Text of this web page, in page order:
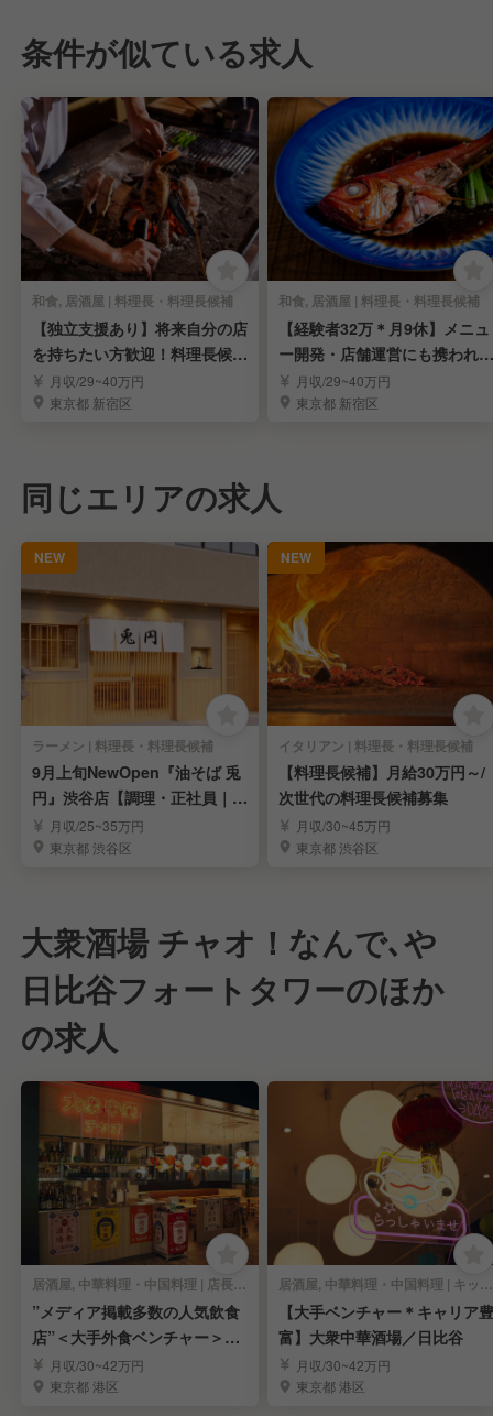
条件が似ている求人
和食, 居酒屋 | 料理長・料理長候補
【独立支援あり】将来自分の店
を持ちたい方歓迎！料理長候補
募集月収/29~40万円
東京都 新宿区
和食, 居酒屋 | 料理長・料理長候補
【経験者32万＊月9休】メニュ
ー開発・店舗運営にも携われる
料理長候補募集
月収/29~40万円
東京都 新宿区
同じエリアの求人
NEW
ラーメン | 料理長・料理長候補
9月上旬NewOpen『油そば 兎
円』渋谷店【調理・正社員｜店
長候補】
月収/25~35万円
東京都 渋谷区
NEW
イタリアン | 料理長・料理長候補
【料理長候補】月給30万円～/
次世代の料理長候補募集
月収/30~45万円
東京都 渋谷区
大衆酒場 チャオ！なんで､や
日比谷フォートタワーのほか
の求人
居酒屋, 中華料理・中国料理 | 店長・店長候補
”メディア掲載多数の人気飲食
店”＜大手外食ベンチャー＞～
店長候補を大募集～
月収/30~42万円
東京都 港区
居酒屋, 中華料理・中国料理 | キッチンスタッフ
【大手ベンチャー＊キャリア豊
富】大衆中華酒場／日比谷
月収/30~42万円
東京都 港区